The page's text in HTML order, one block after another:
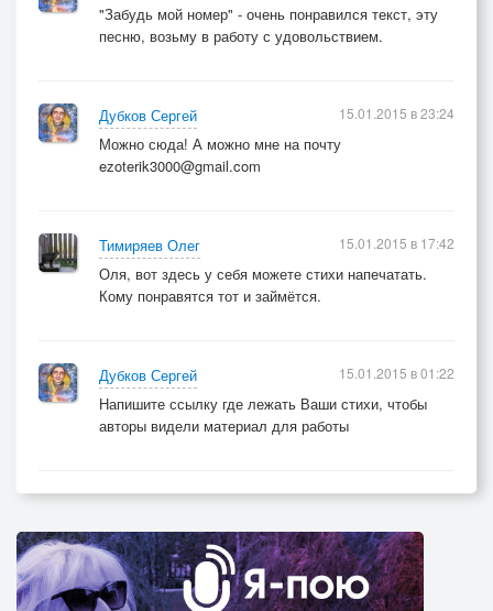
"Забудь мой номер" - очень понравился текст, эту
песню, возьму в работу с удовольствием.
Дубков Сергей
Можно сюда! А можно мне на почту
ezoterik3000@gmail.com
15.01.2015 в 23:24
Тимиряев Олег
Оля, вот здесь у себя можете стихи напечатать.
Кому понравятся тот и займётся.
15.01.2015 в 17:42
Дубков Сергей
Напишите ссылку где лежать Ваши стихи, чтобы
авторы видели материал для работы
15.01.2015 в 01:22